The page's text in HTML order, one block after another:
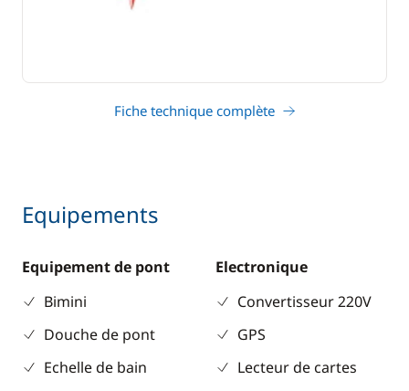
Fiche technique complète
Equipements
Equipement de pont
Bimini
Douche de pont
Echelle de bain
Electronique
Convertisseur 220V
GPS
Lecteur de cartes